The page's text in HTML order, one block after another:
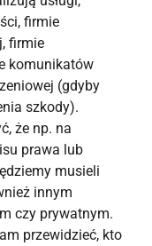
firmie
firmie
komunikatów
(gdyby
szkody).
że np. na
prawa lub
musieli
innym
czy prywatnym.
przewidzieć, kto